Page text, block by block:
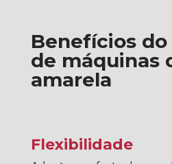
Benefícios
de máquinas
amarela
Flexibilidade